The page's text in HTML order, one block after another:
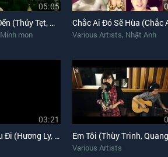
05:05
Nếu Như Anh Đến (Thủy Tẹt, Minh Mon Cover)
Minh mon Various Artists, Nhật Anh
03:21
Mình Yêu Nhau Đi (Hương Ly, Quỳnh Anh Cover)
Various Artists